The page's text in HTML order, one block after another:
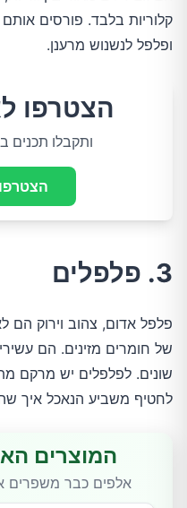
קלוריות בלבד. פורסים
ופלפל לנשנוש מרענן.
הצטרפו
ותקבלו תכנים
3. פלפלים
פלפל אדום, צהוב וירוק הם
שונים. לפלפלים יש מרקם
לחטיף משביע הנאכל איך
המוצרים
אלפים כבר משפרים